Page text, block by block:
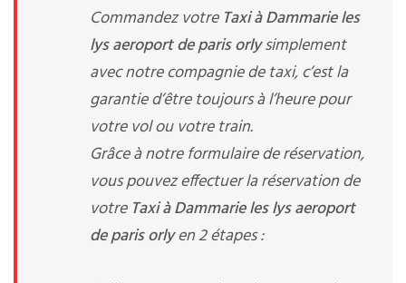
Commandez votre Taxi à Dammarie les
lys aeroport de paris orlysimplement
avec notre compagnie de taxi, c’est la
garantie d’être toujours à l’heure pour
votre vol ou votre train.
Grâce à notre formulaire de réservation,
vous pouvez effectuer la réservation de
votre Taxi à Dammarie les lys aeroport
de paris orlyen 2 étapes :